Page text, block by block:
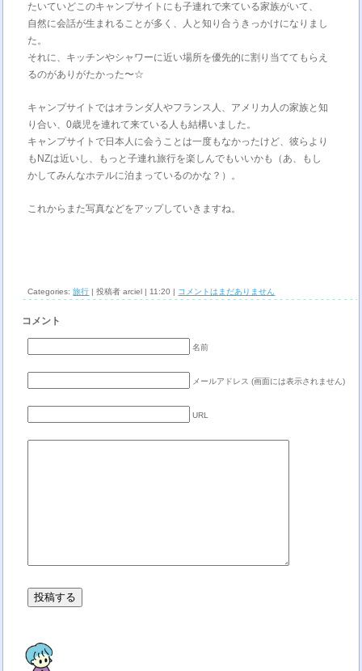
たいていどこのキャンプサイトにも子連れで来ている家族がいて、
自然に会話が生まれることが多く、人と知り合うきっかけになりまし
た。
それに、キッチンやシャワーに近い場所を優先的に割り当ててもらえ
るのがありがたかった〜☆
キャンプサイトではオランダ人やフランス人、アメリカ人の家族と知
り合い、0歳児を連れて来ている人も結構いました。
キャンプサイトで日本人に会うことは一度もなかったけど、彼らより
もNZは近いし、もっと子連れ旅行を楽しんでもいいかも（あ、もし
かしてみんなホテルに泊まっているのかな？）。
これからまた写真などをアップしていきますね。
Categories:旅行 | 投稿者 arciel | 11:20 | コメントはまだありません
コメント
名前
メールアドレス (画面には表示されません)
URL